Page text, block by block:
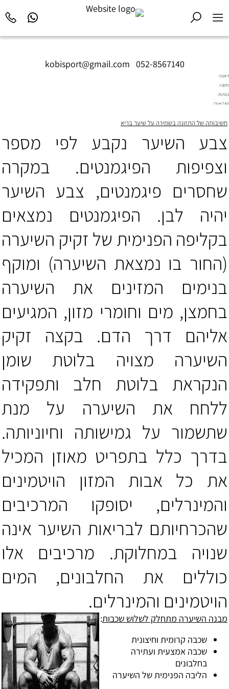
kobisport@gmail.com 052-8567140
דיאטה
ותזונה
בשיטת
Diet2All:
שמאחורי
המושלם.
חשיבותה של התזונה בשמירה על שיער בריא
צבע השיער נקבע לפי מספר
וצפיפות הפיגמנטים. במקרה
שחסרים פיגמנטים, צבע השיער
יהיה לבן. הפיגמנטים נמצאים
בקליפה הפנימית של זקיק השיערה
(החור בו נמצאת השיערה) ומוקף
בנימים המזינים את השיערה
בחמצן, מים וחומרי מזון, המגיעים
אליהם דרך הדם. בקצה זקיק
השיערה מצויה בלוטת שומן
הנקראת בלוטת חלב ותפקידה
ללחח את השיערה על מנת
שתשמור על גמישותה וחיוניותה.
בדרך כלל בתפריט מאוזן המכיל
את כל אבות המזון הויטמינים
והמינרלים, יסופקו המרכיבים
שהכרחיותם לבריאות השיער אינה
שנויה במחלוקת. מרכיבים אלו
כוללים את החלבונים, המים
הויטמינים והמינרלים.
מבנה השיערה מתחלק לשלוש שכבות:
שכבה קרומית וחיצונית
שכבה אמצעית ועתירה
בחלבונים
הליבה הפנימית של השיערה